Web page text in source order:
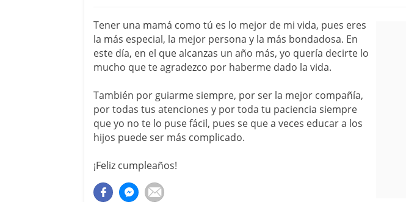
Tener una mamá como tú es lo mejor de mi vida, pues eres
la más especial, la mejor persona y la más bondadosa. En
este día, en el que alcanzas un año más, yo quería decirte lo
mucho que te agradezco por haberme dado la vida.
También por guiarme siempre, por ser la mejor compañía,
por todas tus atenciones y por toda tu paciencia siempre
que yo no te lo puse fácil, pues se que a veces educar a los
hijos puede ser más complicado.
¡Feliz cumpleaños!